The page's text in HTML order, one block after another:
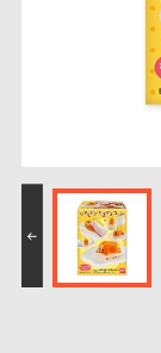
PROJECT
スーパー戦隊
ズ
つりグミ